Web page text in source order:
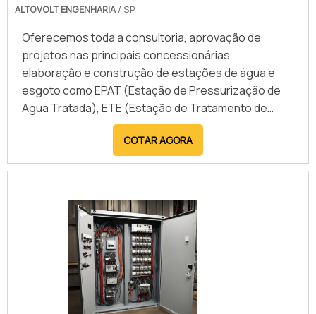
assegurando um atendimento ágil e eficiente para a
obtenção do documento.
ALTOVOLT ENGENHARIA/ SP
Oferecemos toda a consultoria, aprovação de
projetos nas principais concessionárias,
elaboração e construção de estações de água e
esgoto como EPAT (Estação de Pressurização de
Agua Tratada), ETE (Estação de Tratamento de
Esgoto) e EEE (Estação Elevatória de Esgoto).
COTAR AGORA